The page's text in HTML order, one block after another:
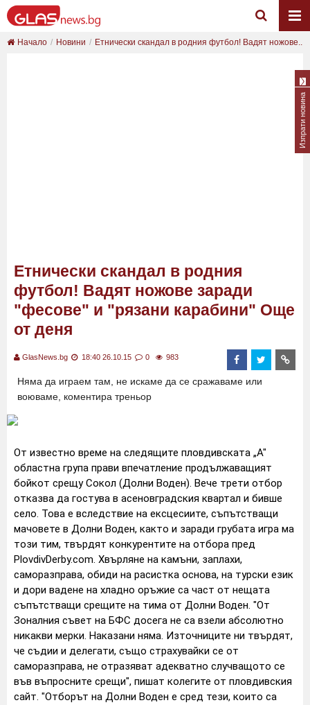
Начало Новини Етнически скандал в родния футбол! Вадят ножове...
Етнически скандал в родния
футбол! Вадят ножове заради
"фесове" и "рязани карабини" Още
от деня
GlasNews.bg 18:40 26.10.15 0 983
Няма да играем там, не искаме да се сражаваме или
воюваме, коментира треньор
От известно време на следящите пловдивската „А"
областна група прави впечатление продължаващият
бойкот срещу Сокол (Долни Воден). Вече трети отбор
отказва да гостува в асеновградския квартал и бивше
село. Това е вследствие на ексцесиите, съпътстващи
мачовете в Долни Воден, както и заради грубата игра ма
този тим, твърдят конкурентите на отбора пред
PlovdivDerby.com. Хвърляне на камъни, заплахи,
саморазправа, обиди на расистка основа, на турски език
и дори вадене на хладно оръжие са част от нещата
съпътстващи срещите на тима от Долни Воден. "От
Зоналния съвет на БФС досега не са взели абсолютно
никакви мерки. Наказани няма. Източниците ни твърдят,
че съдии и делегати, също страхувайки се от
саморазправа, не отразяват адекватно случващото се
във въпросните срещи", пишат колегите от пловдивския
сайт. "Отборът на Долни Воден е сред тези, които са
Изпрати новина